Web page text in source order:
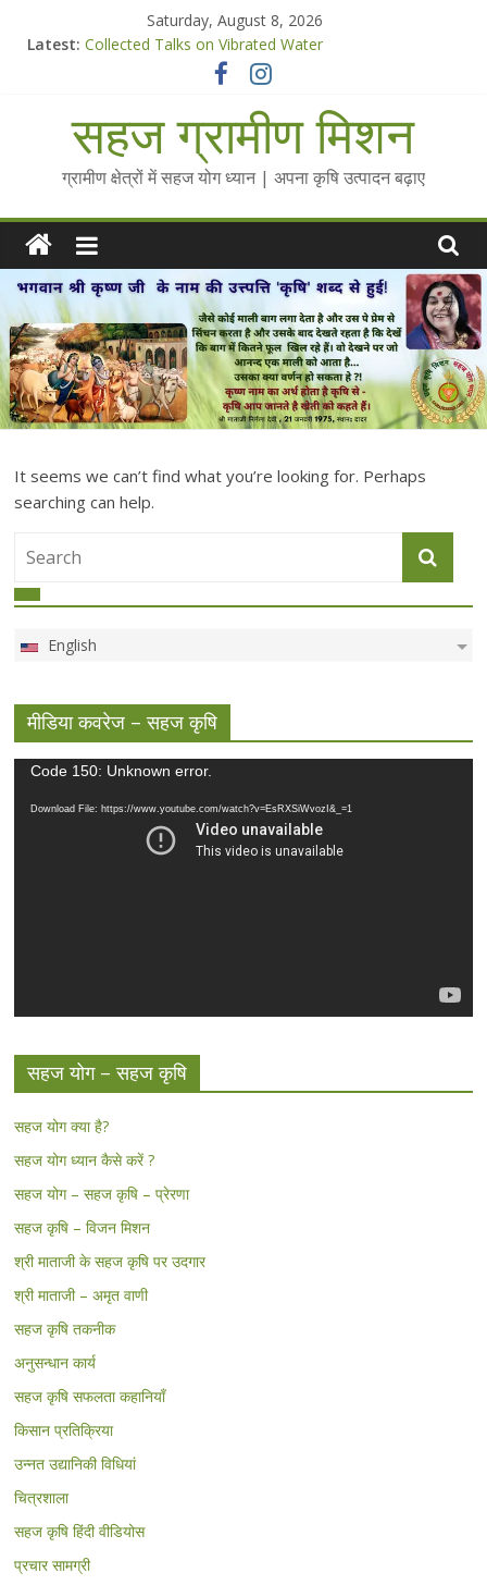
Saturday, August 8, 2026
Latest: Collected Talks on Vibrated Water
सहज कृषि प्रचार-प्रसार किट
Standee Designs @ 2025 for Sahaj Krishi Promotions
Chalo Gaon Ki Or Abhiyaan - 2025-26
सहज ग्रामीण मिशन
ग्रामीण क्षेत्रों में सहज योग ध्यान | अपना कृषि उत्पादन बढ़ाए
It seems we can’t find what you’re looking for. Perhaps
searching can help.
English
मीडिया कवरेज – सहज कृषि
Video
Code 150: Unknown error.
Download File: https://www.youtube.com/watch?v=EsRXSiWvozI&_=1
सहज योग – सहज कृषि
सहज योग क्या है?
सहज योग ध्यान कैसे करें ?
सहज योग – सहज कृषि – प्रेरणा
सहज कृषि – विजन मिशन
श्री माताजी के सहज कृषि पर उदगार
श्री माताजी – अमृत वाणी
सहज कृषि तकनीक
अनुसन्धान कार्य
सहज कृषि सफलता कहानियाँ
किसान प्रतिक्रिया
उन्नत उद्यानिकी विधियां
चित्रशाला
सहज कृषि हिंदी वीडियोस
प्रचार सामग्री